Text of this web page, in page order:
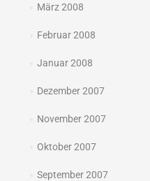
März 2008
Februar 2008
Januar 2008
Dezember 2007
November 2007
Oktober 2007
September 2007